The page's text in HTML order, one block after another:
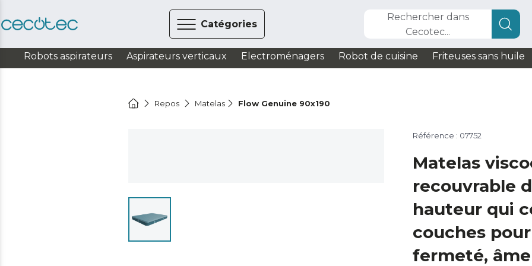
Catégories
Rechercher dans
Cecotec...
Robots aspirateurs Aspirateurs verticaux Electroménagers Robot de cuisine Friteuses sans huile
Repos Matelas Flow Genuine 90x190
Référence : 07752
Matelas
recouvrable
hauteur qui
couches
fermeté,